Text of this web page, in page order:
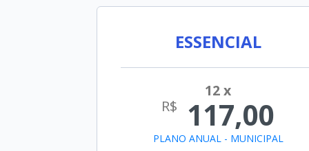
ESSENCIAL
PLANO ANUAL - MUNICIPAL